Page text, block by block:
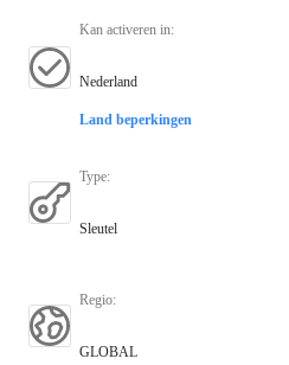
Kan activeren in:
Nederland
Land beperkingen
Type:
Sleutel
Regio:
GLOBAL